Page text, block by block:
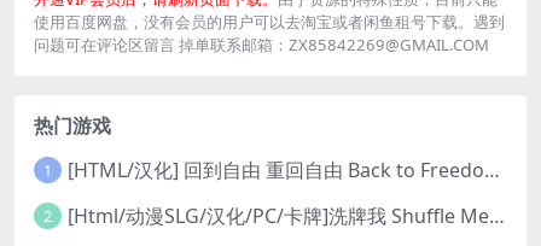
使用百度网盘，没有会员的用户可以去淘宝或者闲鱼租号下载。遇到
问题可在评论区留言 掉单联系邮箱：ZX85842269@GMAIL.COM
热门游戏
1 [HTML/汉化] 回到自由 重回自由 Back to Freedom ver0.31 浏览器转中文 8.8G
2 [Html/动漫SLG/汉化/PC/卡牌]洗牌我 Shuffle Me [1.1.2]